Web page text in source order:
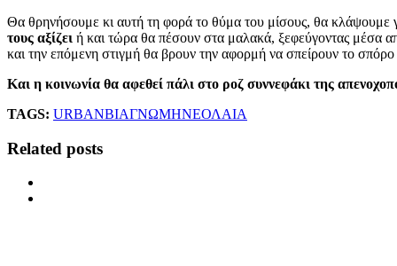
Θα θρηνήσουμε κι αυτή τη φορά το θύμα του μίσους, θα κλάψουμε
τους αξίζει ή και τώρα θα πέσουν στα μαλακά, ξεφεύγοντας μέσα
και την επόμενη στιγμή θα βρουν την αφορμή να σπείρουν το σπόρο
Και η κοινωνία θα αφεθεί πάλι στο ροζ συννεφάκι της
TAGS: URBANΒΙΑΓΝΩΜΗΝΕΟΛΑΙΑ
Related posts